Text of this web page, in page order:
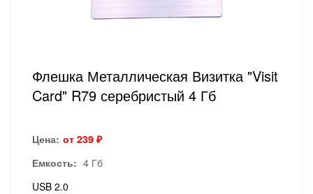
Флешка Металлическая Визитка "Visit
Card" R79 серебристый 4 Гб
Цена: от 239 ₽
Емкость: 4 Гб
USB 2.0